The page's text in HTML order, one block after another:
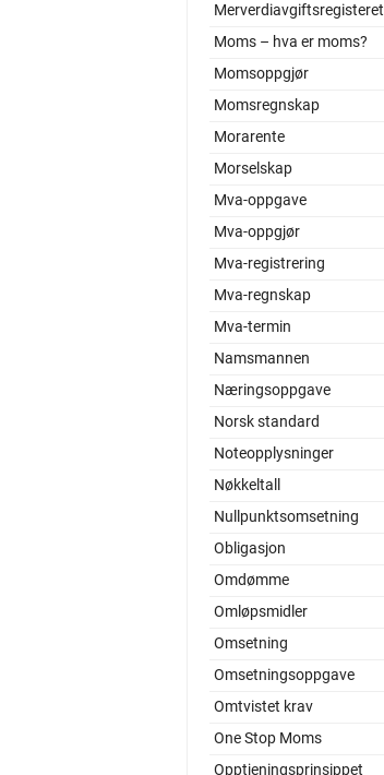
Merverdiavgiftsregisteret
Moms – hva er moms?
Momsoppgjør
Momsregnskap
Morarente
Morselskap
Mva-oppgave
Mva-oppgjør
Mva-registrering
Mva-regnskap
Mva-termin
Namsmannen
Næringsoppgave
Norsk standard
Noteopplysninger
Nøkkeltall
Nullpunktsomsetning
Obligasjon
Omdømme
Omløpsmidler
Omsetning
Omsetningsoppgave
Omtvistet krav
One Stop Moms
Opptjeningsprinsippet